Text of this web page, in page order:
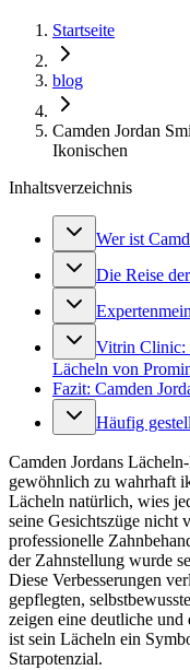
Startseite
blog
Camden Jordan
Ikonischen
Inhaltsverzeichnis
Wer ist
Die Reise
Vitrin Clinic:
Lächeln von
Fazit: Camden
Häufig
Camden Jordans
gewöhnlich zu wahrhaft
Lächeln natürlich, wies
seine Gesichtszüge nicht
professionelle
der Zahnstellung wurde
Diese Verbesserungen
gepflegten,
zeigen eine deutliche und
ist sein Lächeln ein
Starpotenzial.